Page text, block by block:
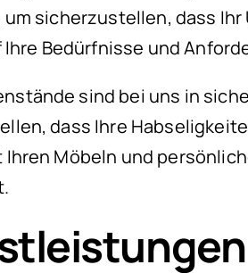
sicherzustellen, dass
Bedürfnisse und
sind bei uns in
dass Ihre
Möbeln und